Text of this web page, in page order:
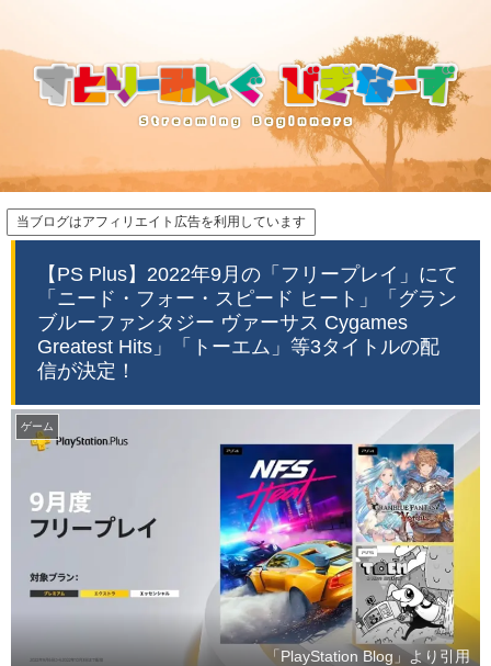
当ブログはアフィリエイト広告を利用しています
【PS Plus】2022年9月の「フリープレイ」にて
「ニード・フォー・スピード ヒート」「グラン
ブルーファンタジー ヴァーサス Cygames
Greatest Hits」「トーエム」等3タイトルの配
信が決定！
ゲーム
「PlayStation Blog」より引用